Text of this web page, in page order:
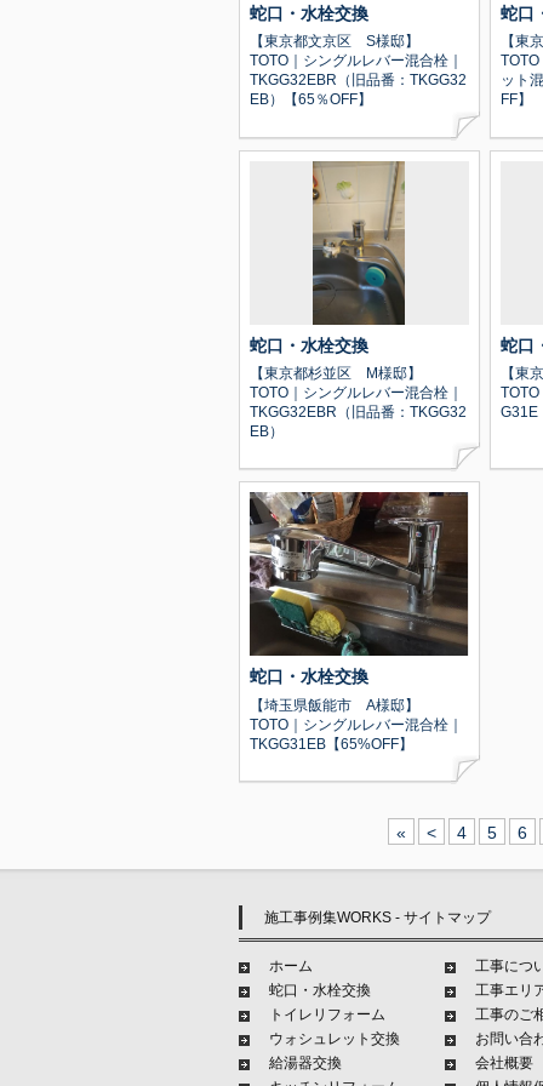
蛇口・水栓交換
【東京都文京区 S様邸】
TOTO｜シングルレバー混合栓｜
TKGG32EBR（旧品番：TKGG32
EB）【65％OFF】
蛇口
【東
ット
FF】
蛇口・水栓交換
【東京都杉並区 M様邸】
TOTO｜シングルレバー混合栓｜
TKGG32EBR（旧品番：TKGG32
EB）
蛇口
【東
G31E
蛇口・水栓交換
【埼玉県飯能市 A様邸】
TOTO｜シングルレバー混合栓｜
TKGG31EB【65%OFF】
« < 4 5 6
施工事例集WORKS - サイトマップ
ホーム
蛇口・水栓交換
トイレリフォーム
ウォシュレット交換
給湯器交換
工事につ
工事エリ
工事のご
お問い合
会社概要